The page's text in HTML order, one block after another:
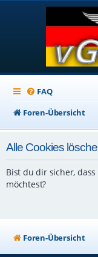
FAQ
Foren-Übersicht
Alle Cookies
Bist du dir sicher,
möchtest?
Foren-Übersicht